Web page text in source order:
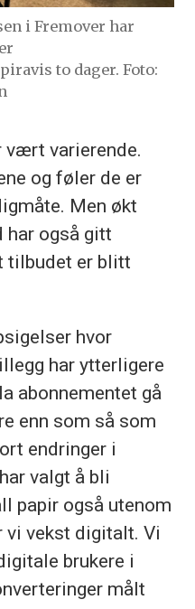
i Fremover har
to dager. Foto:
vært varierende.
og føler de er
Men økt
har også gitt
tilbudet er blitt
hvor
har ytterligere
abonnementet gå
enn som så som
endringer i
valgt å bli
papir også utenom
vi vekst digitalt. Vi
brukere i
målt